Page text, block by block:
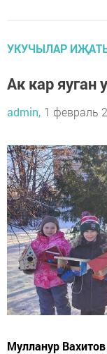
УКУЧЫЛАР
Ак кар яуган
admin, 1 февраль
Мулланур